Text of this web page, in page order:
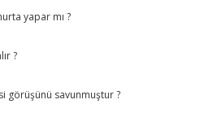
yapar mı ?
?
görüşünü savunmuştur ?